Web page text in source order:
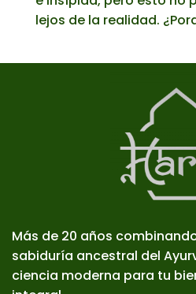
lejos de la realidad.
Más de 20 años
sabiduría ancestral del
ciencia moderna para tu